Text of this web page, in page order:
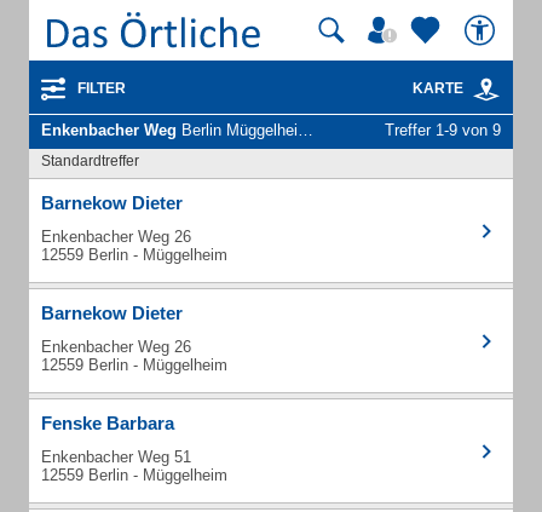
FILTER KARTE
Enkenbacher Weg Berlin Müggelheim - Unternehmen und Personen Treffer 1-9 von 9
Standardtreffer
Barnekow Dieter
Enkenbacher Weg 26
12559 Berlin - Müggelheim
Barnekow Dieter
Enkenbacher Weg 26
12559 Berlin - Müggelheim
Fenske Barbara
Enkenbacher Weg 51
12559 Berlin - Müggelheim